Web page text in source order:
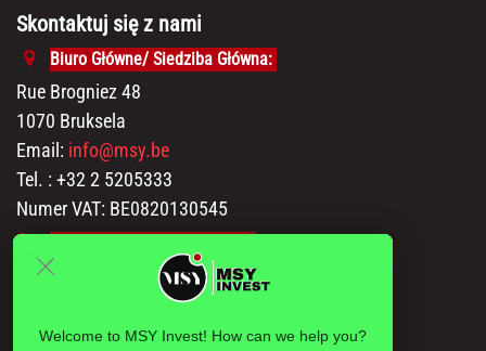
Skontaktuj się z nami
Biuro Główne/ Siedziba Główna:
Rue Brogniez 48
1070 Bruksela
Email: info@msy.be
Tel. : +32 2 5205333
Numer VAT: BE0820130545
Polder 3, 2840 Terhagen(Rumst)
Welcome to MSY Invest! How can we help you?